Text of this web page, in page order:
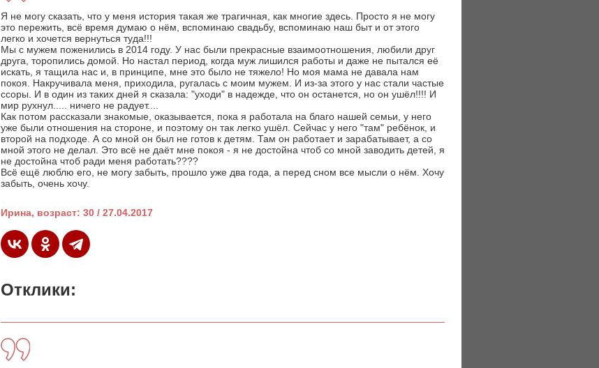
Я не могу сказать, что у меня история такая же трагичная, как многие здесь. Просто я не могу
это пережить, всё время думаю о нём, вспоминаю свадьбу, вспоминаю наш быт и от этого
легко и хочется вернуться туда!!!
Мы с мужем поженились в 2014 году. У нас были прекрасные взаимоотношения, любили друг
друга, торопились домой. Но настал период, когда муж лишился работы и даже не пытался её
искать, я тащила нас и, в принципе, мне это было не тяжело! Но моя мама не давала нам
покоя. Накручивала меня, приходила, ругалась с моим мужем. И из-за этого у нас стали частые
ссоры. И в один из таких дней я сказала: "уходи" в надежде, что он останется, но он ушёл!!!! И
мир рухнул..... ничего не радует....
Как потом рассказали знакомые, оказывается, пока я работала на благо нашей семьи, у него
уже были отношения на стороне, и поэтому он так легко ушёл. Сейчас у него "там" ребёнок, и
второй на подходе. А со мной он был не готов к детям. Там он работает и зарабатывает, а со
мной этого не делал. Это всё не даёт мне покоя - я не достойна чтоб со мной заводить детей, я
не достойна чтоб ради меня работать????
Всё ещё люблю его, не могу забыть, прошло уже два года, а перед сном все мысли о нём. Хочу
забыть, очень хочу.
Ирина, возраст: 30 / 27.04.2017
Отклики: